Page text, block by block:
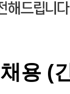
용 (